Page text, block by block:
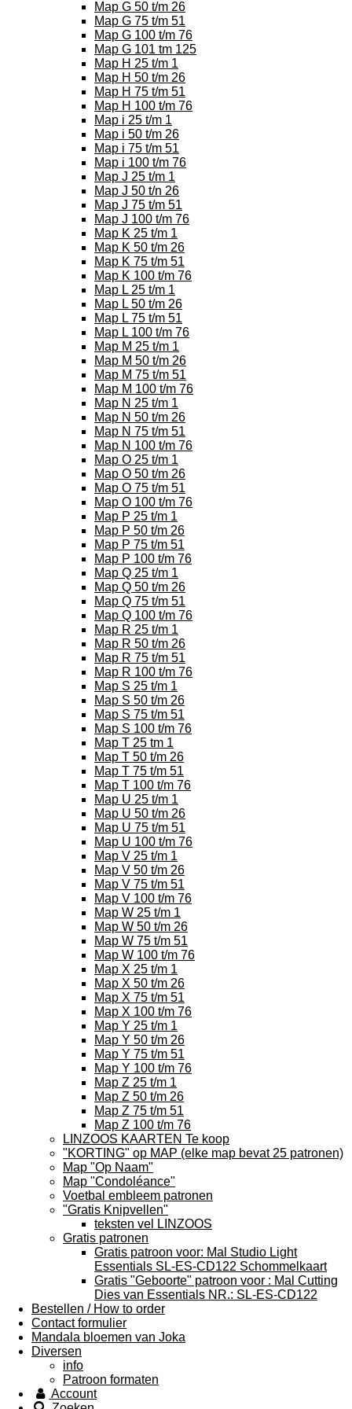
Map G 50 t/m 26
Map G 75 t/m 51
Map G 100 t/m 76
Map G 101 tm 125
Map H 25 t/m 1
Map H 50 t/m 26
Map H 75 t/m 51
Map H 100 t/m 76
Map i 25 t/m 1
Map i 50 t/m 26
Map i 75 t/m 51
Map i 100 t/m 76
Map J 25 t/m 1
Map J 50 t/n 26
Map J 75 t/m 51
Map J 100 t/m 76
Map K 25 t/m 1
Map K 50 t/m 26
Map K 75 t/m 51
Map K 100 t/m 76
Map L 25 t/m 1
Map L 50 t/m 26
Map L 75 t/m 51
Map L 100 t/m 76
Map M 25 t/m 1
Map M 50 t/m 26
Map M 75 t/m 51
Map M 100 t/m 76
Map N 25 t/m 1
Map N 50 t/m 26
Map N 75 t/m 51
Map N 100 t/m 76
Map O 25 t/m 1
Map O 50 t/m 26
Map O 75 t/m 51
Map O 100 t/m 76
Map P 25 t/m 1
Map P 50 t/m 26
Map P 75 t/m 51
Map P 100 t/m 76
Map Q 25 t/m 1
Map Q 50 t/m 26
Map Q 75 t/m 51
Map Q 100 t/m 76
Map R 25 t/m 1
Map R 50 t/m 26
Map R 75 t/m 51
Map R 100 t/m 76
Map S 25 t/m 1
Map S 50 t/m 26
Map S 75 t/m 51
Map S 100 t/m 76
Map T 25 tm 1
Map T 50 t/m 26
Map T 75 t/m 51
Map T 100 t/m 76
Map U 25 t/m 1
Map U 50 t/m 26
Map U 75 t/m 51
Map U 100 t/m 76
Map V 25 t/m 1
Map V 50 t/m 26
Map V 75 t/m 51
Map V 100 t/m 76
Map W 25 t/m 1
Map W 50 t/m 26
Map W 75 t/m 51
Map W 100 t/m 76
Map X 25 t/m 1
Map X 50 t/m 26
Map X 75 t/m 51
Map X 100 t/m 76
Map Y 25 t/m 1
Map Y 50 t/m 26
Map Y 75 t/m 51
Map Y 100 t/m 76
Map Z 25 t/m 1
Map Z 50 t/m 26
Map Z 75 t/m 51
Map Z 100 t/m 76
LINZOOS KAARTEN Te koop
"KORTING" op MAP (elke map bevat 25 patronen)
Map "Op Naam"
Map "Condoléance"
Voetbal embleem patronen
"Gratis Knipvellen"
teksten vel LINZOOS
Gratis patronen
Gratis patroon voor: Mal Studio Light
Essentials SL-ES-CD122 Schommelkaart
Gratis "Geboorte" patroon voor : Mal Cutting
Dies van Essentials NR.: SL-ES-CD122
Bestellen / How to order
Contact formulier
Mandala bloemen van Joka
Diversen
info
Patroon formaten
Account